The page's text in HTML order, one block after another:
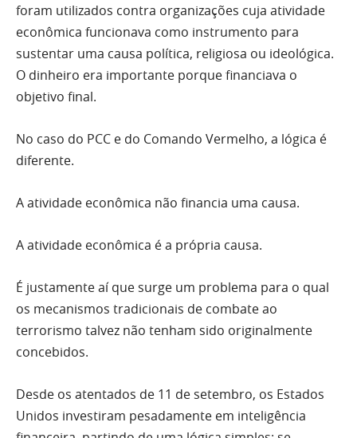
foram utilizados contra organizações cuja atividade
econômica funcionava como instrumento para
sustentar uma causa política, religiosa ou ideológica.
O dinheiro era importante porque financiava o
objetivo final.
No caso do PCC e do Comando Vermelho, a lógica é
diferente.
A atividade econômica não financia uma causa.
A atividade econômica é a própria causa.
É justamente aí que surge um problema para o qual
os mecanismos tradicionais de combate ao
terrorismo talvez não tenham sido originalmente
concebidos.
Desde os atentados de 11 de setembro, os Estados
Unidos investiram pesadamente em inteligência